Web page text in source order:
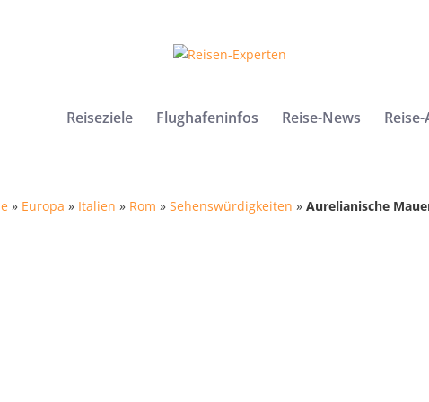
Reiseziele Flughafeninfos Reise-News
» Europa » Italien » Rom »Sehenswürdigkeiten »Aurelianische